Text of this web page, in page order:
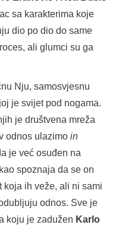
sa karakterima koje
dio po dio do same
ali glumci su ga
Nju, samosvjesnu
je svijet pod nogama.
je društvena mreža
odnos ulazimo in
je već osuđen na
spoznaja da se on
koja ih veže, ali ni sami
odnos. Sve je
koju je zadužen Karlo